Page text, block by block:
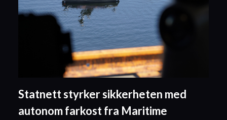
Statnett styrker sikkerheten med
autonom farkost fra Maritime